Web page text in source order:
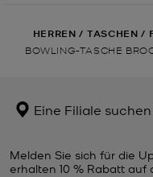
HERREN / TASCHEN /
BOWLING-TASCHE
Eine Filiale suchen
Melden Sie sich für die
erhalten 10 % Rabatt auf